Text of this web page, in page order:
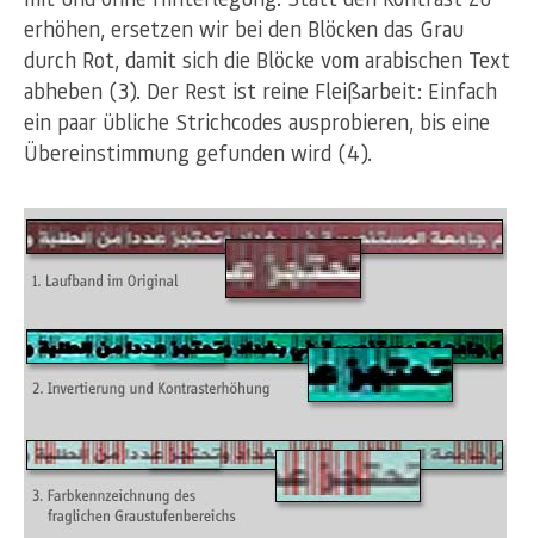
erhöhen, ersetzen wir bei den Blöcken das Grau
durch Rot, damit sich die Blöcke vom arabischen Text
abheben (3). Der Rest ist reine Fleißarbeit: Einfach
ein paar übliche Strichcodes ausprobieren, bis eine
Übereinstimmung gefunden wird (4).